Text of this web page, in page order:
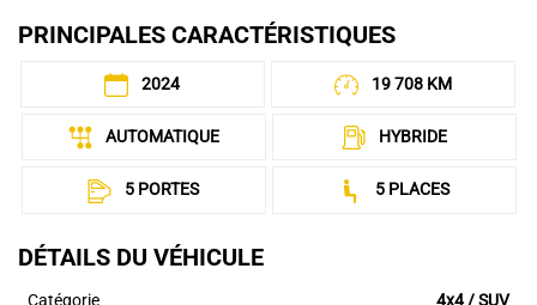
PRINCIPALES CARACTÉRISTIQUES
2024 19 708 KM
AUTOMATIQUE HYBRIDE
5 PORTES 5 PLACES
DÉTAILS DU VÉHICULE
Catégorie 4x4 / SUV